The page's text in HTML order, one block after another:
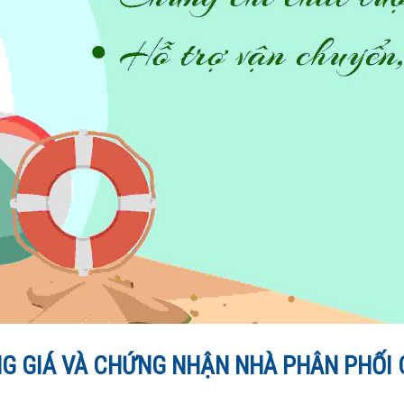
GIÁ VÀ CHỨNG NHẬN NHÀ PHÂN PHỐI